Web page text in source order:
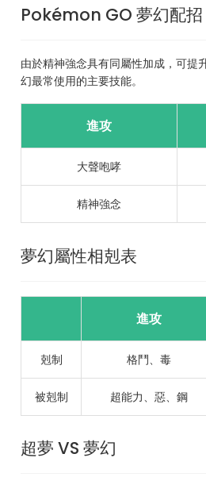
Pokémon GO 夢幻配招
由於精神強念具有同屬性加成，可提
幻最常使用的主要技能。
進攻
大聲咆哮
精神強念
夢幻屬性相剋表
進攻
剋制 格鬥、毒
被剋制 超能力、惡、鋼
超夢 VS 夢幻